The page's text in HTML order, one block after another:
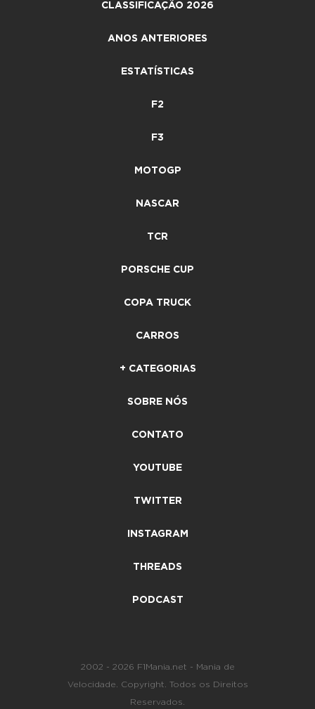
CLASSIFICAÇÃO 2026
ANOS ANTERIORES
ESTATÍSTICAS
F2
F3
MOTOGP
NASCAR
TCR
PORSCHE CUP
COPA TRUCK
CARROS
+ CATEGORIAS
SOBRE NÓS
CONTATO
YOUTUBE
TWITTER
INSTAGRAM
THREADS
PODCAST
2002 - 2026 F1Mania.net - Mania de
Velocidade. Copyright. Todos os Direitos
Reservados.